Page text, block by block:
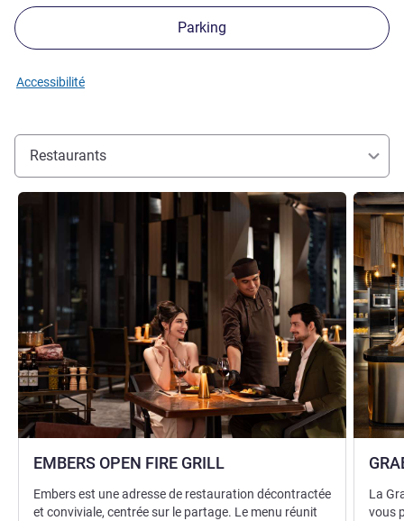
Parking
Accessibilité
Restaurants
EMBERS OPEN FIRE GRILL
Voir les détails
Embers est une adresse de restauration décontractée
et conviviale, centrée sur le partage. Le menu réunit
Voir les
La
vous